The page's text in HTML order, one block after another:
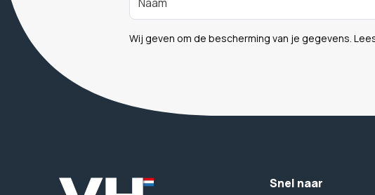
Wij geven om de bescherming van je gegevens.
Snel naar